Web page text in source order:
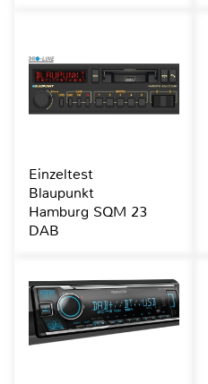
Einzeltest
Blaupunkt
Hamburg SQM 23
DAB